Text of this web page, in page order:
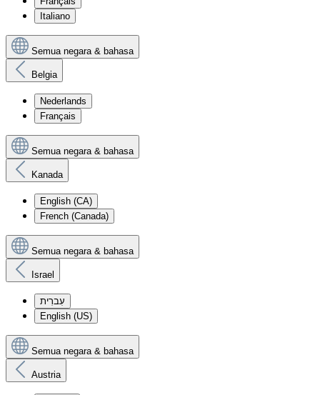
Italiano
Semua negara & bahasa
Belgia
Nederlands
Français
Semua negara & bahasa
Kanada
English (CA)
French (Canada)
Semua negara & bahasa
Israel
עִברִית
English (US)
Semua negara & bahasa
Austria